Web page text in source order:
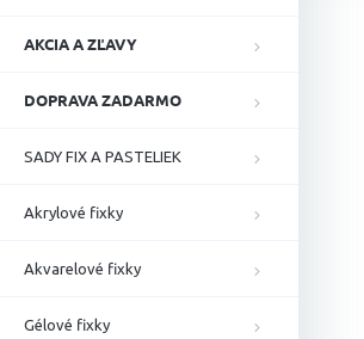
AKCIA A ZĽAVY
DOPRAVA ZADARMO
SADY FIX A PASTELIEK
Akrylové fixky
Akvarelové fixky
Gélové fixky